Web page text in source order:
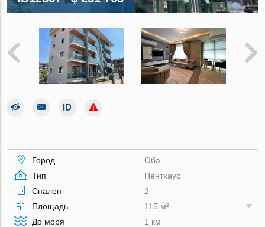
Город
Оба
Тип
Пентхаус
Спален
2
Площадь
115 м²
До моря
1 км